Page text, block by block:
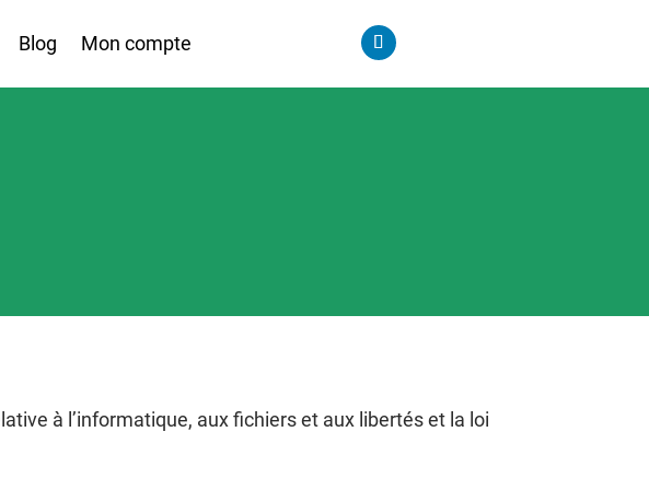
Blog Mon compte
à l’informatique, aux fichiers et aux libertés et la loi